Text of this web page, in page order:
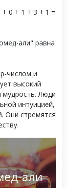
0 + 1 + 3 + 1 =
али" равна
числом и
высокий
мудрость. Люди
интуицией,
Они стремятся
али